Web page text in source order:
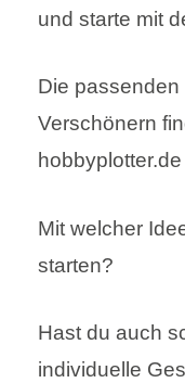
und starte mit
Die passenden
Verschönern
Mit welcher
starten?
Hast du auch
individuelle